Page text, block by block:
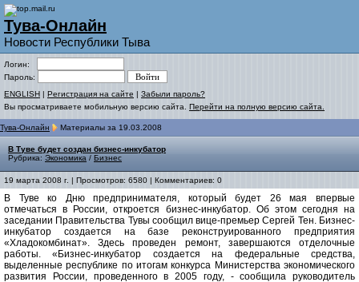
Тува-Онлайн
Новости Республики Тыва
Логин:
Пароль:
ENGLISH | Регистрация на сайте | Забыли пароль?
Вы просматриваете мобильную версию сайта. Перейти на полную версию сайта.
Тува-Онлайн Материалы за 19.03.2008
В Туве будет создан бизнес-инкубатор
Рубрика: Экономика / Бизнес
19 марта 2008 г. | Просмотров: 6580 | Комментариев: 0
В Туве ко Дню предпринимателя, который будет 26 мая впервые
отмечаться в России, откроется бизнес-инкубатор. Об этом сегодня на
заседании Правительства Тувы сообщил вице-премьер Сергей Тен. Бизнес-
инкубатор создается на базе реконструированного предприятия
«Хладокомбинат». Здесь проведен ремонт, завершаются отделочные
работы. «Бизнес-инкубатор создается на федеральные средства,
выделенные республике по итогам конкурса Министерства экономического
развития России, проведенного в 2005 году, - сообщила руководитель